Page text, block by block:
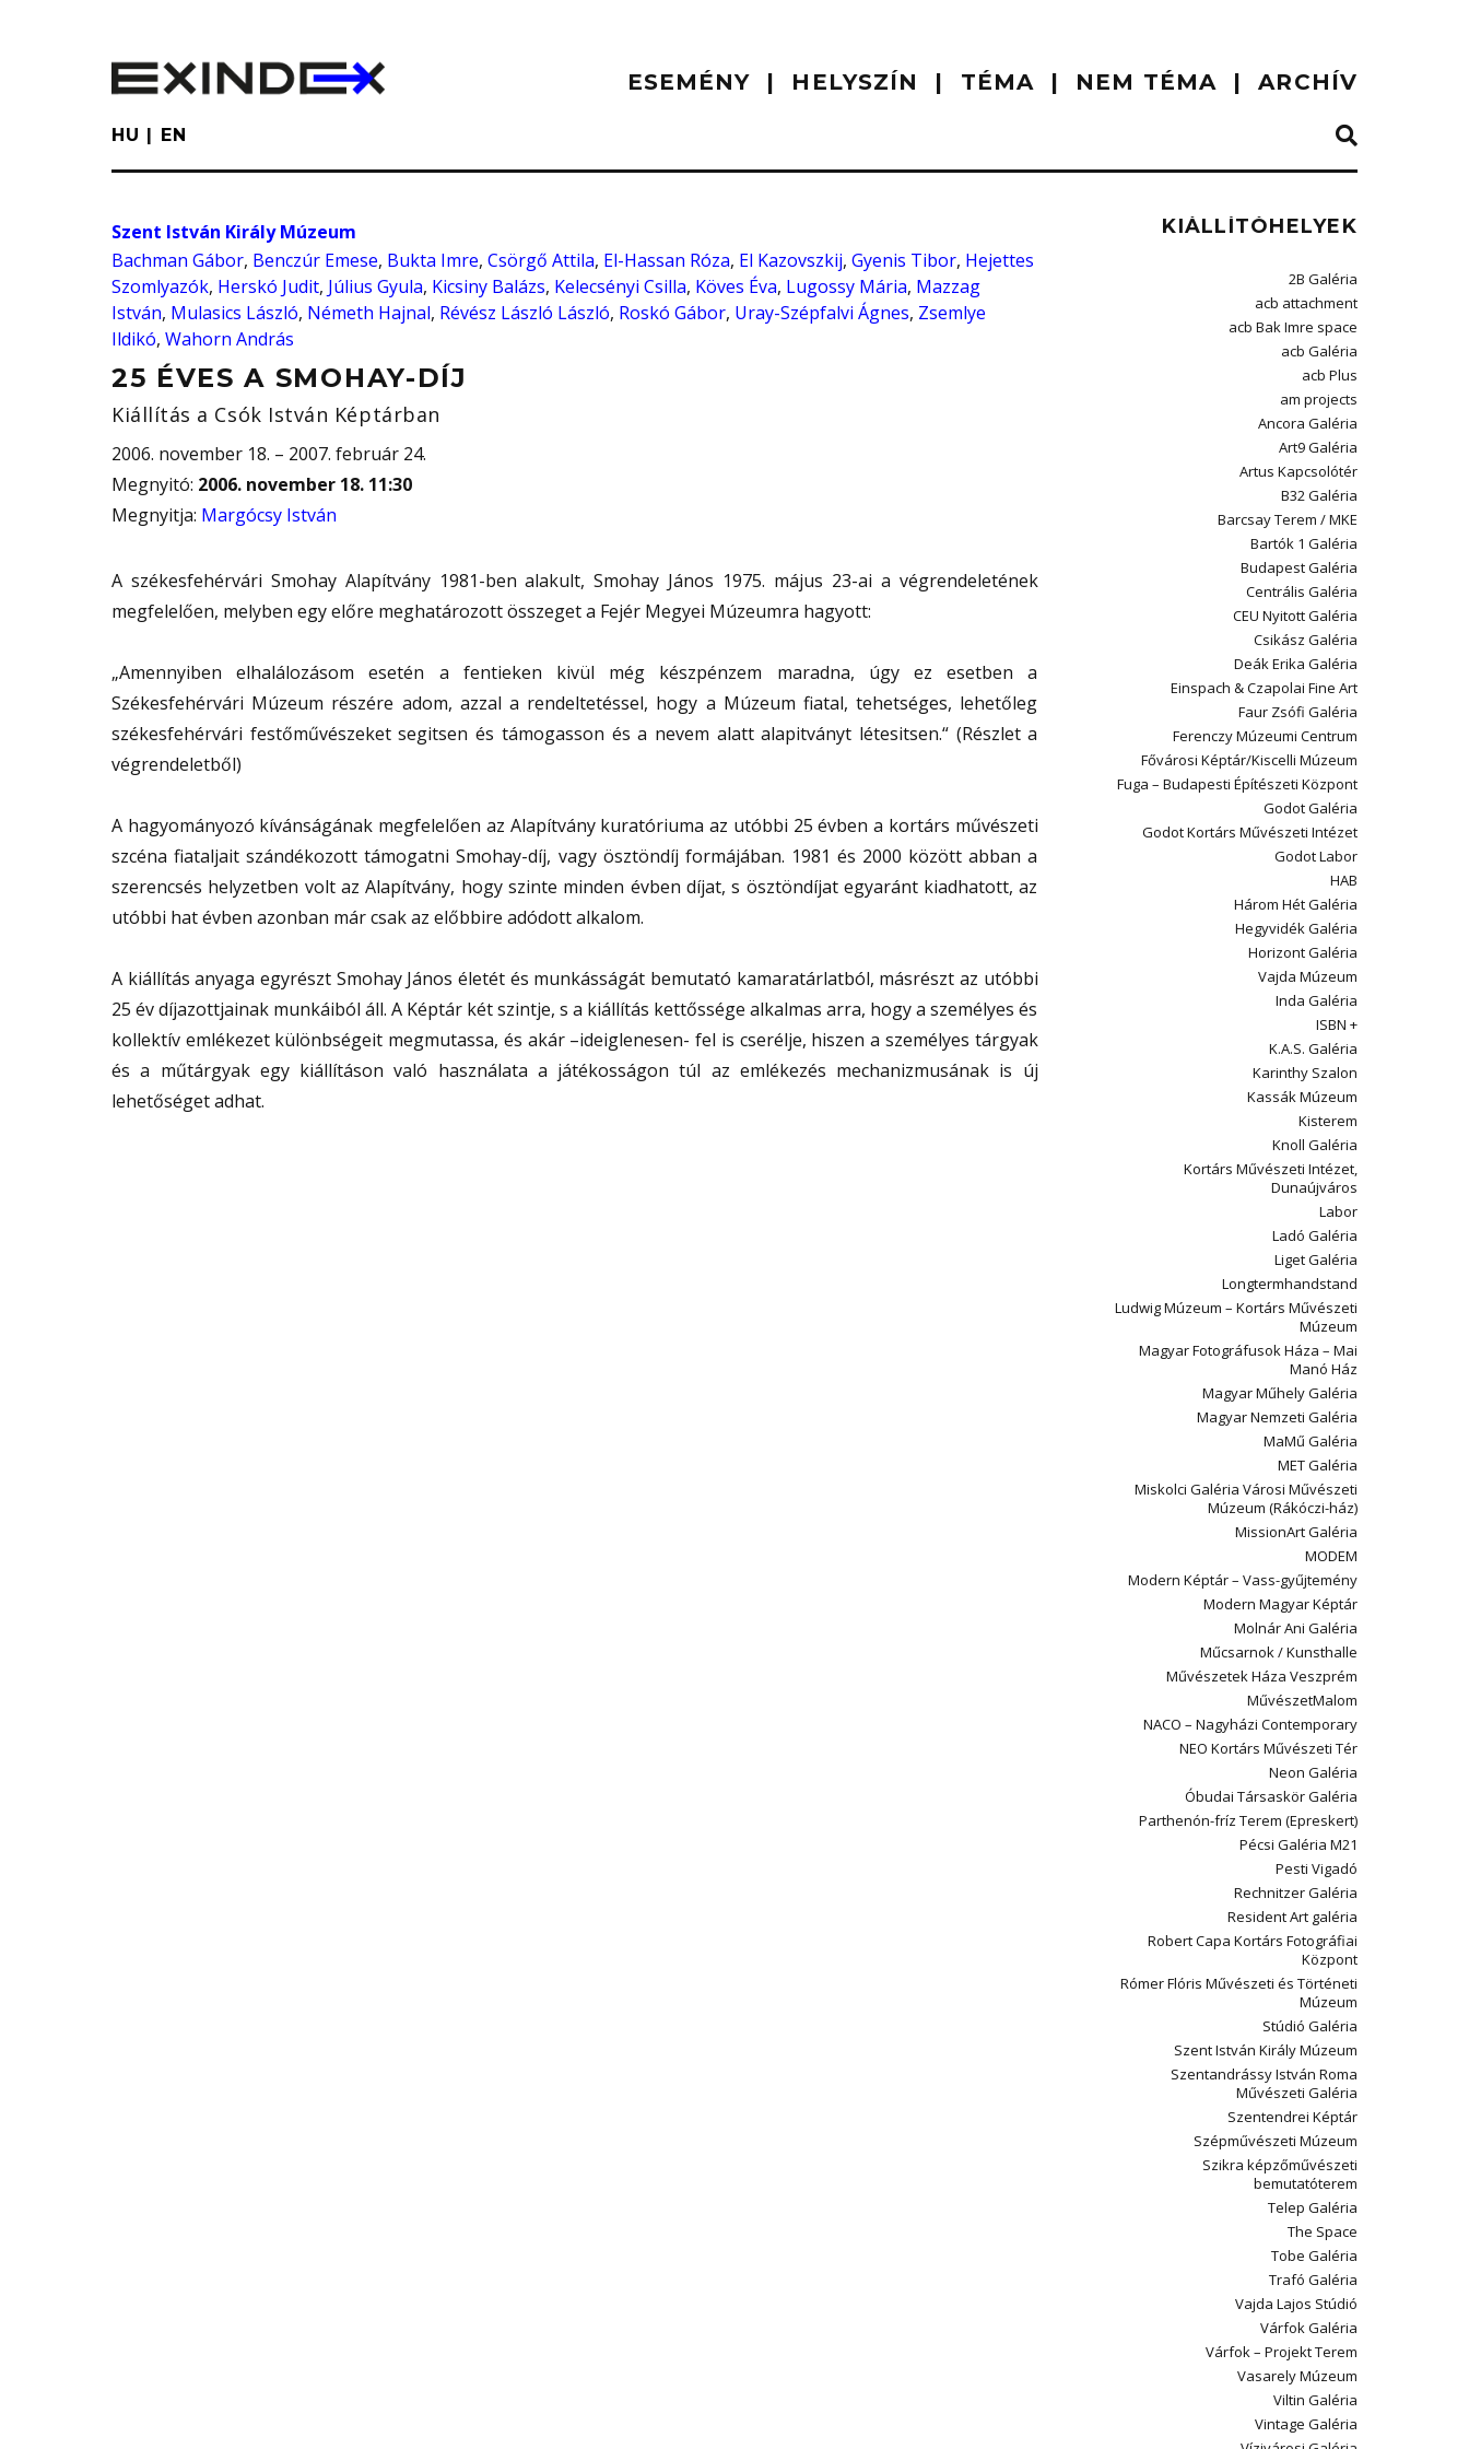
ESEMÉNY HELYSZÍN TÉMA NEM TÉMA ARCHÍV
HU EN
Szent István Király Múzeum
Bachman Gábor, Benczúr Emese, Bukta Imre, Csörgő Attila, El-Hassan Róza, El Kazovszkij, Gyenis Tibor, Hejettes
Szomlyazók, Herskó Judit, Július Gyula, Kicsiny Balázs, Kelecsényi Csilla, Köves Éva, Lugossy Mária, Mazzag
István, Mulasics László, Németh Hajnal, Révész László László, Roskó Gábor, Uray-Szépfalvi Ágnes, Zsemlye
Ildikó, Wahorn András
25 ÉVES A SMOHAY-DÍJ
Kiállítás a Csók István Képtárban
2006. november 18. – 2007. február 24.
Megnyitó: 2006. november 18. 11:30
Megnyitja: Margócsy István
A székesfehérvári Smohay Alapítvány 1981-ben alakult, Smohay János 1975. május 23-ai a végrendeletének
megfelelően, melyben egy előre meghatározott összeget a Fejér Megyei Múzeumra hagyott:
„Amennyiben elhalálozásom esetén a fentieken kivül még készpénzem maradna, úgy ez esetben a
Székesfehérvári Múzeum részére adom, azzal a rendeltetéssel, hogy a Múzeum fiatal, tehetséges, lehetőleg
székesfehérvári festőművészeket segitsen és támogasson és a nevem alatt alapitványt létesitsen.“ (Részlet a
végrendeletből)
A hagyományozó kívánságának megfelelően az Alapítvány kuratóriuma az utóbbi 25 évben a kortárs művészeti
szcéna fiataljait szándékozott támogatni Smohay-díj, vagy ösztöndíj formájában. 1981 és 2000 között abban a
szerencsés helyzetben volt az Alapítvány, hogy szinte minden évben díjat, s ösztöndíjat egyaránt kiadhatott, az
utóbbi hat évben azonban már csak az előbbire adódott alkalom.
A kiállítás anyaga egyrészt Smohay János életét és munkásságát bemutató kamaratárlatból, másrészt az utóbbi
25 év díjazottjainak munkáiból áll. A Képtár két szintje, s a kiállítás kettőssége alkalmas arra, hogy a személyes és
kollektív emlékezet különbségeit megmutassa, és akár –ideiglenesen- fel is cserélje, hiszen a személyes tárgyak
és a műtárgyak egy kiállításon való használata a játékosságon túl az emlékezés mechanizmusának is új
lehetőséget adhat.
KIÁLLÍTÓHELYEK
2B Galéria
acb attachment
acb Bak Imre space
acb Galéria
acb Plus
am projects
Ancora Galéria
Art9 Galéria
Artus Kapcsolótér
B32 Galéria
Barcsay Terem / MKE
Bartók 1 Galéria
Budapest Galéria
Centrális Galéria
CEU Nyitott Galéria
Csikász Galéria
Deák Erika Galéria
Einspach & Czapolai Fine Art
Faur Zsófi Galéria
Ferenczy Múzeumi Centrum
Fővárosi Képtár/Kiscelli Múzeum
Fuga – Budapesti Építészeti Központ
Godot Galéria
Godot Kortárs Művészeti Intézet
Godot Labor
HAB
Három Hét Galéria
Hegyvidék Galéria
Horizont Galéria
Vajda Múzeum
Inda Galéria
ISBN +
K.A.S. Galéria
Karinthy Szalon
Kassák Múzeum
Kisterem
Knoll Galéria
Kortárs Művészeti Intézet,
Dunaújváros
Labor
Ladó Galéria
Liget Galéria
Longtermhandstand
Ludwig Múzeum – Kortárs Művészeti
Múzeum
Magyar Fotográfusok Háza – Mai
Manó Ház
Magyar Műhely Galéria
Magyar Nemzeti Galéria
MaMű Galéria
MET Galéria
Miskolci Galéria Városi Művészeti
Múzeum (Rákóczi-ház)
MissionArt Galéria
MODEM
Modern Képtár – Vass-gyűjtemény
Modern Magyar Képtár
Molnár Ani Galéria
Műcsarnok / Kunsthalle
Művészetek Háza Veszprém
MűvészetMalom
NACO – Nagyházi Contemporary
NEO Kortárs Művészeti Tér
Neon Galéria
Óbudai Társaskör Galéria
Parthenón-fríz Terem (Epreskert)
Pécsi Galéria M21
Pesti Vigadó
Rechnitzer Galéria
Resident Art galéria
Robert Capa Kortárs Fotográfiai
Központ
Rómer Flóris Művészeti és Történeti
Múzeum
Stúdió Galéria
Szent István Király Múzeum
Szentandrássy István Roma
Művészeti Galéria
Szentendrei Képtár
Szépművészeti Múzeum
Szikra képzőművészeti
bemutatóterem
Telep Galéria
The Space
Tobe Galéria
Trafó Galéria
Vajda Lajos Stúdió
Várfok Galéria
Várfok – Projekt Terem
Vasarely Múzeum
Viltin Galéria
Vintage Galéria